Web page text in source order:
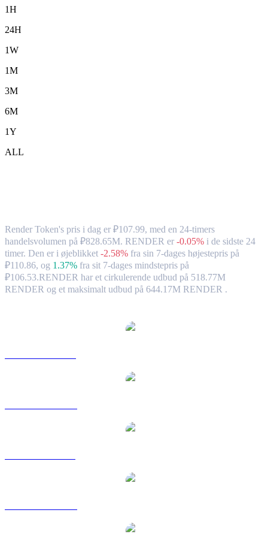
1H
24H
1W
1M
3M
6M
1Y
ALL
Render Token's pris i dag er ₽107.99, med en 24-timers
handelsvolumen på ₽828.65M. RENDER er -0.05% i de sidste 24
timer. Den er i øjeblikket -2.58% fra sin 7-dages højestepris på
₽110.86, og 1.37% fra sit 7-dages mindstepris på
₽106.53.RENDER har et cirkulerende udbud på 518.77M
RENDER og et maksimalt udbud på 644.17M RENDER .